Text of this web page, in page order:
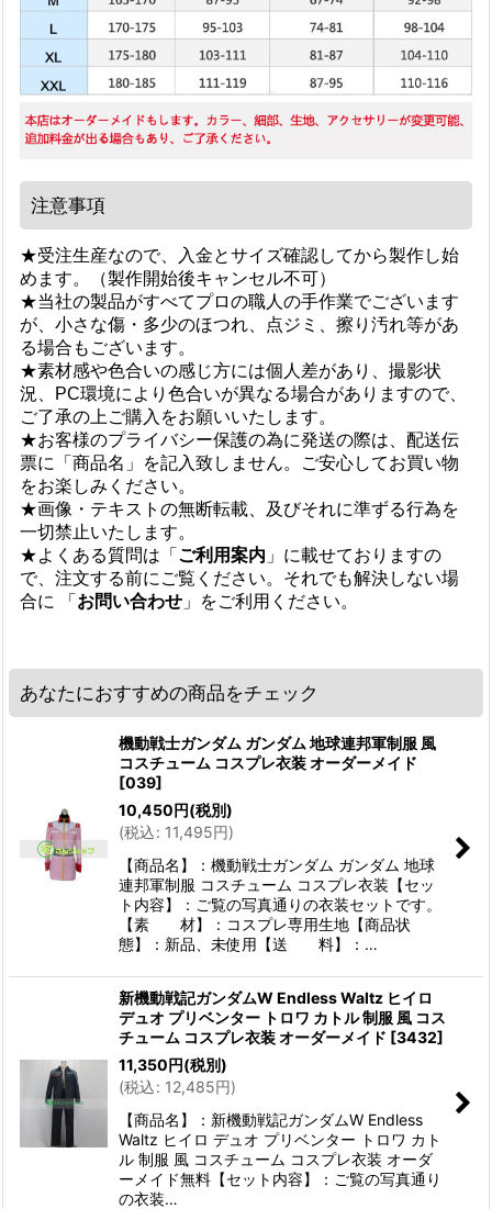
注意事項
★受注生産なので、入金とサイズ確認してから製作し始
めます。（製作開始後キャンセル不可）
★当社の製品がすべてプロの職人の手作業でございます
が、小さな傷・多少のほつれ、点ジミ、擦り汚れ等があ
る場合もございます。
★素材感や色合いの感じ方には個人差があり、撮影状
況、PC環境により色合いが異なる場合がありますので、
ご了承の上ご購入をお願いいたします。
★お客様のプライバシー保護の為に発送の際は、配送伝
票に「商品名」を記入致しません。ご安心してお買い物
をお楽しみください。
★画像・テキストの無断転載、及びそれに準ずる行為を
一切禁止いたします。
★よくある質問は「 ご利用案内 」に載せておりますの
で、注文する前にご覧ください。それでも解決しない場
合に 「 お問い合わせ 」をご利用ください。
あなたにおすすめの商品をチェック
機動戦士ガンダム ガンダム 地球連邦軍制服 風
コスチューム コスプレ衣装 オーダーメイド
[039]
10,450円(税別)
(税込: 11,495円)
【商品名】：機動戦士ガンダム ガンダム 地球
連邦軍制服 コスチューム コスプレ衣装【セッ
ト内容】：ご覧の写真通りの衣装セットです。
【素 材】：コスプレ専用生地【商品状
態】：新品、未使用【送 料】：…
新機動戦記ガンダムW Endless Waltz ヒイロ
デュオ プリベンター トロワ カトル 制服 風 コス
チューム コスプレ衣装 オーダーメイド [3432]
11,350円(税別)
(税込: 12,485円)
【商品名】：新機動戦記ガンダムW Endless
Waltz ヒイロ デュオ プリベンター トロワ カト
ル 制服 風 コスチューム コスプレ衣装 オーダ
ーメイド無料【セット内容】：ご覧の写真通り
の衣装…